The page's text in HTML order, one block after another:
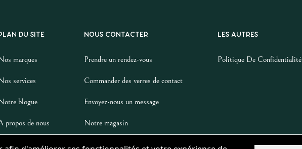
DU SITE
marques
services
blogue
propos de nous
NOUS CONTACTER
Prendre un rendez-vous
Commander des verres de contact
Envoyez-nous un message
Notre magasin
LES AUTRES
Politique De Confidentialité